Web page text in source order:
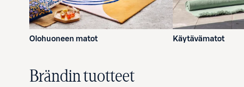
Olohuoneen matot Käytävämatot
Brändin tuotteet